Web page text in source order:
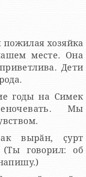
хозяйка
месте. Она
Дети
годы на Симек
Мы
вырӑн, ҫурт
говорил: об